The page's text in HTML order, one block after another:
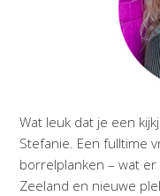
Wat leuk dat je een
Stefanie. Een fulltime
borrelplanken – wat
Zeeland en nieuwe